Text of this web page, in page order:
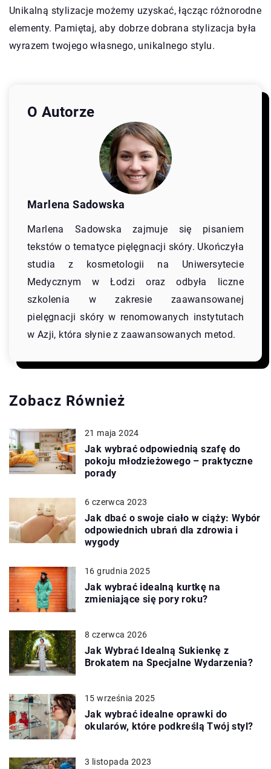
Unikalną stylizacje możemy uzyskać, łącząc różnorodne
elementy. Pamiętaj, aby dobrze dobrana stylizacja była
wyrazem twojego własnego, unikalnego stylu.
O Autorze
Marlena Sadowska
Marlena Sadowska zajmuje się pisaniem
tekstów o tematyce pięlęgnacji skóry. Ukończyła
studia z kosmetologii na Uniwersytecie
Medycznym w Łodzi oraz odbyła liczne
szkolenia w zakresie zaawansowanej
pielęgnacji skóry w renomowanych instytutach
w Azji, która słynie z zaawansowanych metod.
Zobacz Również
21 maja 2024
Jak wybrać odpowiednią szafę do
pokoju młodzieżowego – praktyczne
porady
6 czerwca 2023
Jak dbać o swoje ciało w ciąży: Wybór
odpowiednich ubrań dla zdrowia i
wygody
16 grudnia 2025
Jak wybrać idealną kurtkę na
zmieniające się pory roku?
8 czerwca 2026
Jak Wybrać Idealną Sukienkę z
Brokatem na Specjalne Wydarzenia?
15 września 2025
Jak wybrać idealne oprawki do
okularów, które podkreślą Twój styl?
3 listopada 2023